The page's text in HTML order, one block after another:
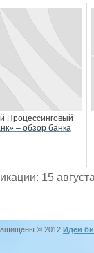
Процессинговый
– обзор банка
15
© 2012 Идеи